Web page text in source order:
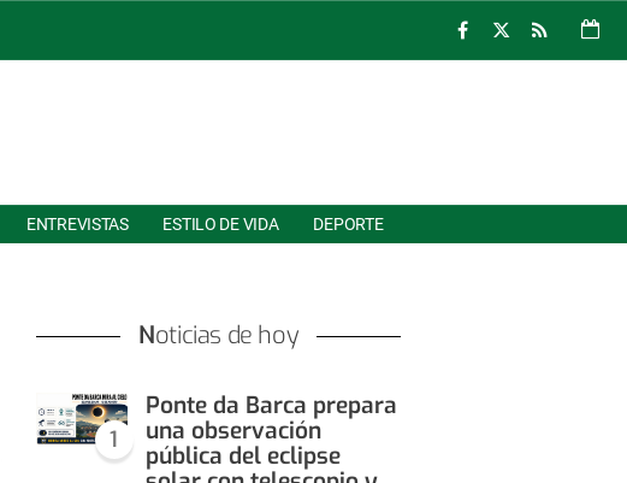
ENTREVISTAS ESTILO DE VIDA DEPORTE
Noticias de hoy
1
Ponte da Barca prepara
una observación
pública del eclipse